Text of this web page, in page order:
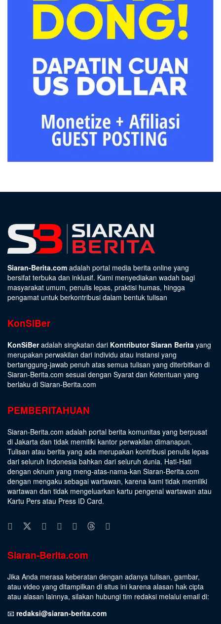
Siaran-Berita.com adalah portal media berita online yang
bersifat terbuka dan inklusif. Kami menyediakan wadah bagi
masyarakat umum, penulis lepas, praktisi humas, hingga
pengamat untuk berkontribusi dalam bentuk tulisan
KonSiBer
KonSiBeradalah singkatan dari Kontributor Siaran Berita yang
merupakan perwakilan dari individu atau instansi yang
bertanggung-jawab penuh atas semua tulisan yang diterbitkan di
Siaran-Berita.com sesuai dengan Syarat dan Ketentuan yang
berlaku di Siaran-Berita.com
PEMBERITAHUAN
Siaran-Berita.com adalah portal berita komunitas yang berpusat
di Jakarta dan tidak memiliki kantor perwakilan dimanapun.
Tulisan atau berita yang ada merupakan kontribusi penulis lepas
dari seluruh Indonesia bahkan dari seluruh dunia. Hati-Hati
dengan oknum yang meng-atas-nama-kan Siaran-Berita.com
dengan mengaku sebagai wartawan, karena kami tidak memiliki
wartawan dan tidak mengeluarkan kartu pengenal wartawan atau
Kartu Pers atau Press ID Card.
Siaran-Berita.com
Jika Anda merasa keberatan dengan adanya tulisan, gambar,
atau video yang ditampilkan di situs ini karena alasan hak cipta
atau alasan lainnya, silakan hubungi tim redaksi melalui email di:
📧 redaksi@siaran-berita.com